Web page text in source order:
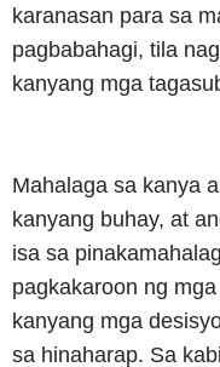
karanasan para sa
pagbabahagi, tila
kanyang mga
Mahalaga sa kanya
kanyang buhay, at
isa sa
pagkakaroon ng
kanyang mga
sa hinaharap. Sa